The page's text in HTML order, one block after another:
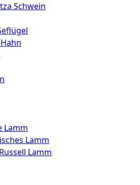
Schwein
Lamm
Lamm
Lamm